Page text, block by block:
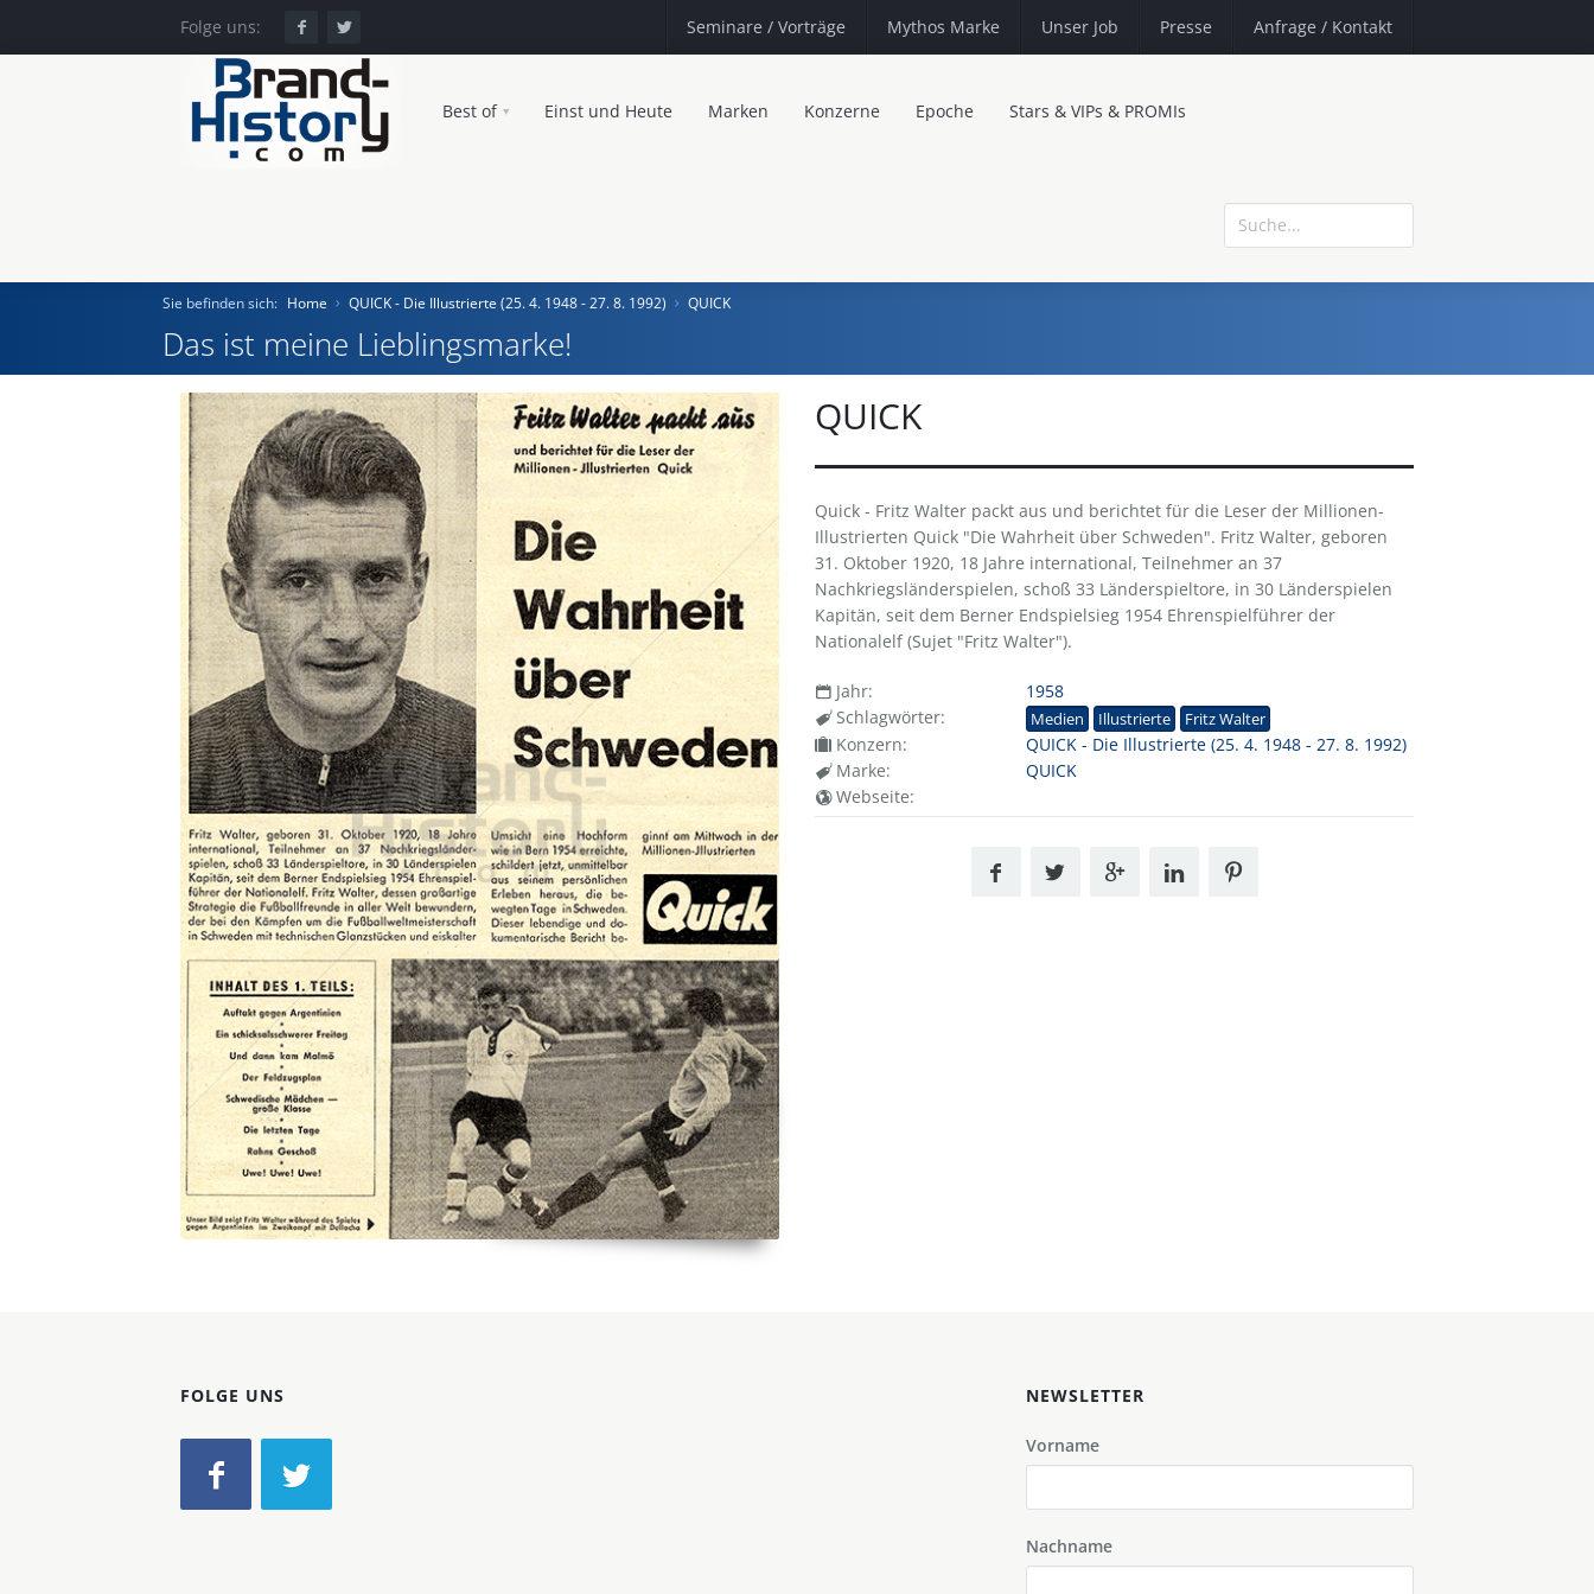
Folge uns: Seminare / Vorträge Mythos Marke Unser Job Presse Anfrage / Kontakt
Best of Einst und Heute Marken Konzerne Epoche Stars & VIPs & PROMIs
Home
Einst und Heute
Marken
Konzerne
Epoche
Sie befinden sich: Home QUICK - Die Illustrierte (25. 4. 1948 - 27. 8. 1992) QUICK
Das ist meine Lieblingsmarke!
QUICK
Quick - Fritz Walter packt aus und berichtet für die Leser der Millionen-
Illustrierten Quick "Die Wahrheit über Schweden". Fritz Walter, geboren
31. Oktober 1920, 18 Jahre international, Teilnehmer an 37
Nachkriegsländerspielen, schoß 33 Länderspieltore, in 30 Länderspielen
Kapitän, seit dem Berner Endspielsieg 1954 Ehrenspielführer der
Nationalelf (Sujet "Fritz Walter").
Jahr:
1958
Schlagwörter:
Medien Illustrierte Fritz Walter
Konzern:
QUICK - Die Illustrierte (25. 4. 1948 - 27. 8. 1992)
Marke:
QUICK
Webseite:
FOLGE UNS NEWSLETTER
Vorname
Nachname